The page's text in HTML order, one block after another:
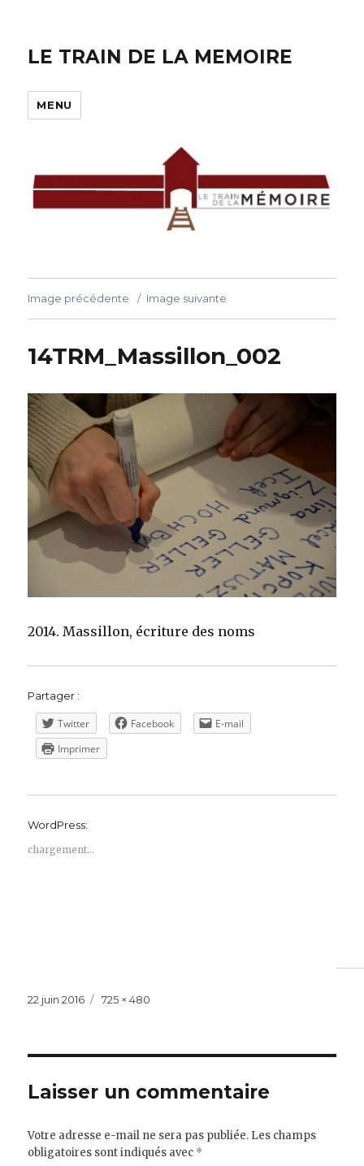
LE TRAIN DE LA MEMOIRE
MENU
Image précédente Image suivante
14TRM_Massillon_002
2014. Massillon, écriture des noms
Partager :
Twitter Facebook
E-mail
Imprimer
WordPress:
chargement…
Publié
22 juin 2016
Taille
725 × 480
Laisser un commentaire
Votre adresse e-mail ne sera pas publiée. Les champs
obligatoires sont indiqués avec *